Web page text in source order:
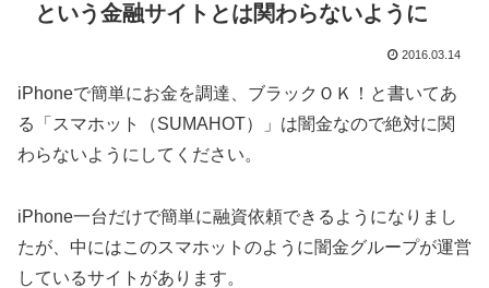
という金融サイトとは関わらないように
2016.03.14
iPhoneで簡単にお金を調達、ブラックＯＫ！と書いてあ
る「スマホット（SUMAHOT）」は闇金なので絶対に関
わらないようにしてください。
iPhone一台だけで簡単に融資依頼できるようになりまし
たが、中にはこのスマホットのように闇金グループが運営
しているサイトがあります。